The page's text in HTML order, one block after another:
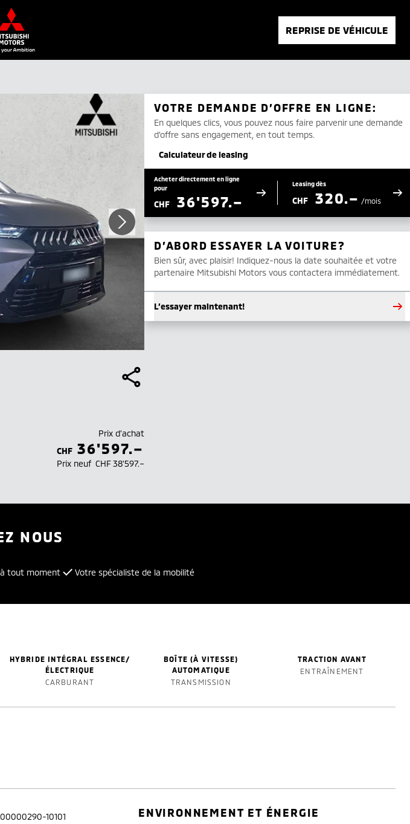
REPRISE DE VÉHICULE
Prix d’achat
CHF 36'597.–
Prix neuf CHF 38'597.–
VOTRE DEMANDE D’OFFRE EN LIGNE:
En quelques clics, vous pouvez nous faire parvenir une demande
d’offre sans engagement, en tout temps.
Calculateur de leasing
Acheter directement en ligne
pour
CHF 36'597.–
Leasing dès
CHF 320.– /mois
D’ABORD ESSAYER LA VOITURE?
Bien sûr, avec plaisir! Indiquez-nous la date souhaitée et votre
partenaire Mitsubishi Motors vous contactera immédiatement.
L’essayer maintenant!
NOUS
à tout moment Votre spécialiste de la mobilité
HYBRIDE INTÉGRAL ESSENCE/
ÉLECTRIQUE
CARBURANT
BOÎTE (À VITESSE)
AUTOMATIQUE
TRANSMISSION
TRACTION AVANT
ENTRAÎNEMENT
10101 ENVIRONNEMENT ET ÉNERGIE